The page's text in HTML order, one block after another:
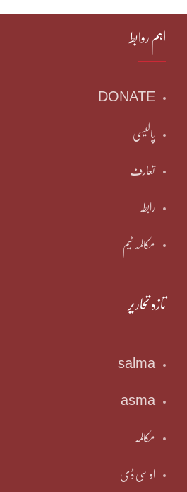
اہم روابط
DONATE
پالیسی
تعارف
رابطہ
مکالمہ ٹیم
تازہ تحاریر
salma
asma
مکالمہ
او سی ڈی